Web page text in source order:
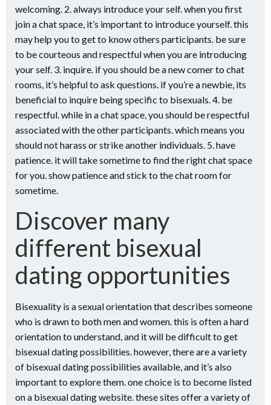
welcoming. 2. always introduce your self. when you first
join a chat space, it’s important to introduce yourself. this
may help you to get to know others participants. be sure
to be courteous and respectful when you are introducing
your self. 3. inquire. if you should be a new comer to chat
rooms, it’s helpful to ask questions. if you’re a newbie, its
beneficial to inquire being specific to bisexuals. 4. be
respectful. while in a chat space, you should be respectful
associated with the other participants. which means you
should not harass or strike another individuals. 5. have
patience. it will take sometime to find the right chat space
for you. show patience and stick to the chat room for
sometime.
Discover many
different bisexual
dating opportunities
Bisexuality is a sexual orientation that describes someone
who is drawn to both men and women. this is often a hard
orientation to understand, and it will be difficult to get
bisexual dating possibilities. however, there are a variety
of bisexual dating possibilities available, and it’s also
important to explore them. one choice is to become listed
on a bisexual dating website. these sites offer a variety of